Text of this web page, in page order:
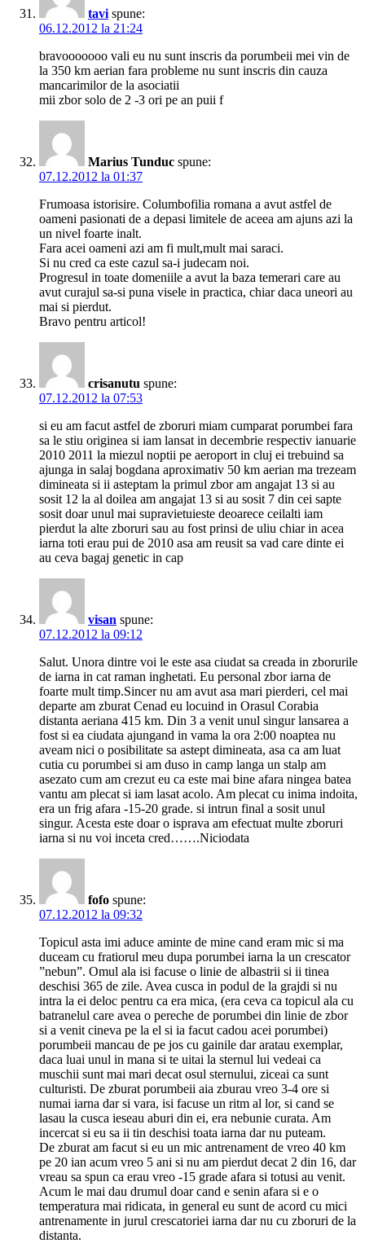
tavi spune:
06.12.2012 la 21:24
bravooooooo vali eu nu sunt inscris da porumbeii mei vin de
la 350 km aerian fara probleme nu sunt inscris din cauza
mancarimilor de la asociatii
mii zbor solo de 2 -3 ori pe an puii f
Marius Tunduc spune:
07.12.2012 la 01:37
Frumoasa istorisire. Columbofilia romana a avut astfel de
oameni pasionati de a depasi limitele de aceea am ajuns azi la
un nivel foarte inalt.
Fara acei oameni azi am fi mult,mult mai saraci.
Si nu cred ca este cazul sa-i judecam noi.
Progresul in toate domeniile a avut la baza temerari care au
avut curajul sa-si puna visele in practica, chiar daca uneori au
mai si pierdut.
Bravo pentru articol!
crisanutu spune:
07.12.2012 la 07:53
si eu am facut astfel de zboruri miam cumparat porumbei fara
sa le stiu originea si iam lansat in decembrie respectiv ianuarie
2010 2011 la miezul noptii pe aeroport in cluj ei trebuind sa
ajunga in salaj bogdana aproximativ 50 km aerian ma trezeam
dimineata si ii asteptam la primul zbor am angajat 13 si au
sosit 12 la al doilea am angajat 13 si au sosit 7 din cei sapte
sosit doar unul mai supravietuieste deoarece ceilalti iam
pierdut la alte zboruri sau au fost prinsi de uliu chiar in acea
iarna toti erau pui de 2010 asa am reusit sa vad care dinte ei
au ceva bagaj genetic in cap
visan spune:
07.12.2012 la 09:12
Salut. Unora dintre voi le este asa ciudat sa creada in zborurile
de iarna in cat raman inghetati. Eu personal zbor iarna de
foarte mult timp.Sincer nu am avut asa mari pierderi, cel mai
departe am zburat Cenad eu locuind in Orasul Corabia
distanta aeriana 415 km. Din 3 a venit unul singur lansarea a
fost si ea ciudata ajungand in vama la ora 2:00 noaptea nu
aveam nici o posibilitate sa astept dimineata, asa ca am luat
cutia cu porumbei si am duso in camp langa un stalp am
asezato cum am crezut eu ca este mai bine afara ningea batea
vantu am plecat si iam lasat acolo. Am plecat cu inima indoita,
era un frig afara -15-20 grade. si intrun final a sosit unul
singur. Acesta este doar o isprava am efectuat multe zboruri
iarna si nu voi inceta cred…….Niciodata
fofo spune:
07.12.2012 la 09:32
Topicul asta imi aduce aminte de mine cand eram mic si ma
duceam cu fratiorul meu dupa porumbei iarna la un crescator
”nebun”. Omul ala isi facuse o linie de albastrii si ii tinea
deschisi 365 de zile. Avea cusca in podul de la grajdi si nu
intra la ei deloc pentru ca era mica, (era ceva ca topicul ala cu
batranelul care avea o pereche de porumbei din linie de zbor
si a venit cineva pe la el si ia facut cadou acei porumbei)
porumbeii mancau de pe jos cu gainile dar aratau exemplar,
daca luai unul in mana si te uitai la sternul lui vedeai ca
muschii sunt mai mari decat osul sternului, ziceai ca sunt
culturisti. De zburat porumbeii aia zburau vreo 3-4 ore si
numai iarna dar si vara, isi facuse un ritm al lor, si cand se
lasau la cusca ieseau aburi din ei, era nebunie curata. Am
incercat si eu sa ii tin deschisi toata iarna dar nu puteam.
De zburat am facut si eu un mic antrenament de vreo 40 km
pe 20 ian acum vreo 5 ani si nu am pierdut decat 2 din 16, dar
vreau sa spun ca erau vreo -15 grade afara si totusi au venit.
Acum le mai dau drumul doar cand e senin afara si e o
temperatura mai ridicata, in general eu sunt de acord cu mici
antrenamente in jurul crescatoriei iarna dar nu cu zboruri de la
distanta.